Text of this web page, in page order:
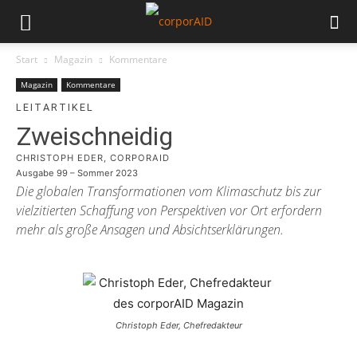
Start Magazin Kommentare
Magazin Kommentare
LEITARTIKEL
Zweischneidig
CHRISTOPH EDER, CORPORAID
Ausgabe 99 – Sommer 2023
Die globalen Transformationen vom Klimaschutz bis zur
vielzitierten Schaffung von Perspektiven vor Ort erfordern
mehr als große Ansagen und Absichtserklärungen.
Christoph Eder, Chefredakteur